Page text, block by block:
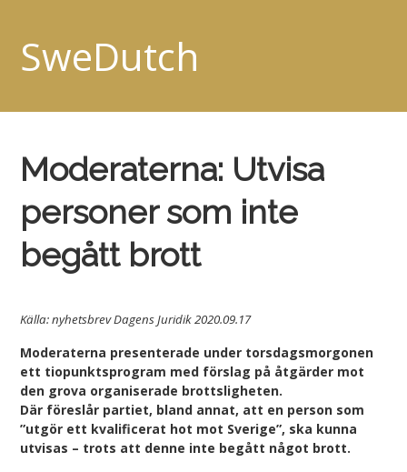
SweDutch
Moderaterna: Utvisa
personer som inte
begått brott
Källa: nyhetsbrev Dagens Juridik 2020.09.17
Moderaterna presenterade under torsdagsmorgonen
ett tiopunktsprogram med förslag på åtgärder mot
den grova organiserade brottsligheten.
Där föreslår partiet, bland annat, att en person som
”utgör ett kvalificerat hot mot Sverige”, ska kunna
utvisas – trots att denne inte begått något brott.